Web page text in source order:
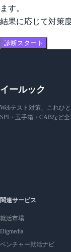
ます。
結果に応じて対策
診断スタート
イールック
Webテスト対策、これひと
SPI・玉手箱・CABなど全
関連サービス
就活市場
Digmedia
ベンチャー就活ナビ